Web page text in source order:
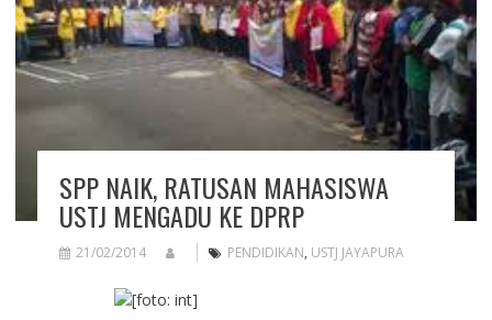
SPP NAIK, RATUSAN MAHASISWA
USTJ MENGADU KE DPRP
21/02/2014 PENDIDIKAN, USTJ JAYAPURA